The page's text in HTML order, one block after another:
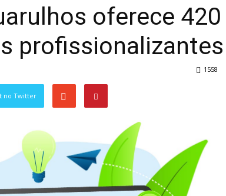
oferece 420
profissionalizantes
1558
no Twitter